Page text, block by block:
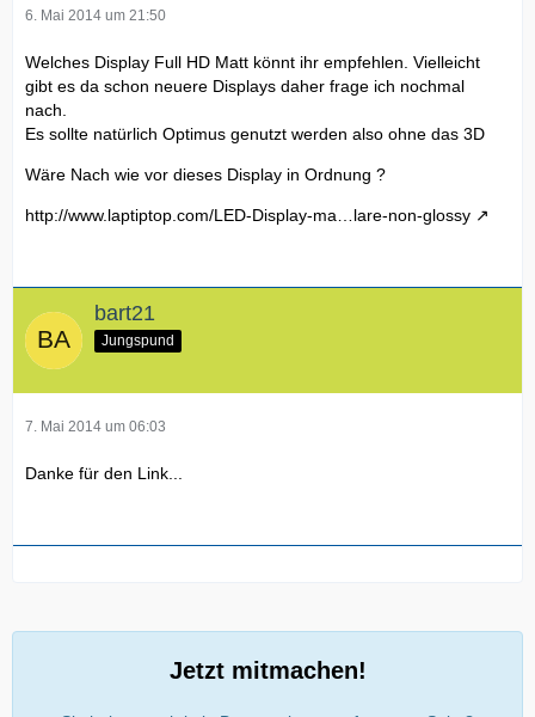
6. Mai 2014 um 21:50
Welches Display Full HD Matt könnt ihr empfehlen. Vielleicht
gibt es da schon neuere Displays daher frage ich nochmal
nach.
Es sollte natürlich Optimus genutzt werden also ohne das 3D
Wäre Nach wie vor dieses Display in Ordnung ?
http://www.laptiptop.com/LED-Display-ma…lare-non-glossy
bart21
Jungspund
7. Mai 2014 um 06:03
Danke für den Link...
Jetzt mitmachen!